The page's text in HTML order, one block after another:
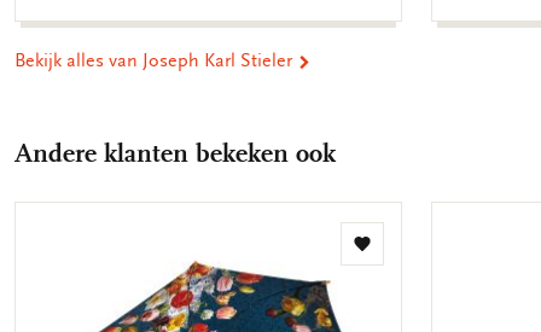
Bekijk alles van Joseph Karl Stieler
Andere klanten bekeken ook
Toevoegen